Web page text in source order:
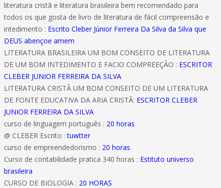
literatura cristã e literatura brasileira bem recomendado para
todos os que gosta de livro de literatura de fácil compreensão e
intedimento : Escrito Cleber Júnior Ferreira Da Silva da Silva que
DEUS abençoe amem
LITERATURA BRASILEIRA UM BOM CONSEITO DE LITERATURA
DE UM BOM INTEDIMENTO E FACIO COMPREEÇÃO : ESCRITOR
CLEBER JUNIOR FERREIRA DA SILVA
LITERATURA CRISTÃ UM BOM CONSEITO DE UM LITERATURA
DE FONTE EDUCATIVA DA ARIA CRISTÃ: ESCRITOR CLEBER
JUNIOR FERREIRA DA SILVA
curso de linguagem português : 20 horas
@ CLEBER Escrito :tuwtter
curso de empreendedorismo : 20 horas
Curso de contabilidade pratica 340 horas : Estituto universo
brasileira
CURSO DE BIOLOGIA : 20 HORAS